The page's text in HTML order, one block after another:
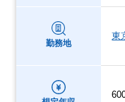
勤務地
東